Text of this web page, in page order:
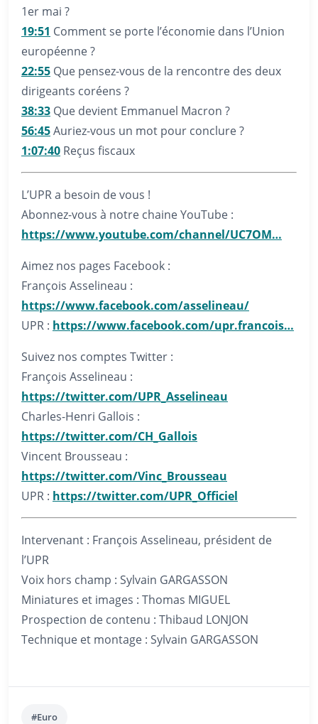
1er mai ?
19:51 Comment se porte l’économie dans l’Union
européenne ?
22:55 Que pensez-vous de la rencontre des deux
dirigeants coréens ?
38:33 Que devient Emmanuel Macron ?
56:45Auriez-vous un mot pour conclure ?
1:07:40 Reçus fiscaux
L’UPR a besoin de vous !
Abonnez-vous à notre chaine YouTube :
https://www.youtube.com/channel/UC7OM…
Aimez nos pages Facebook :
François Asselineau :
https://www.facebook.com/asselineau/
UPR : https://www.facebook.com/upr.francois…
Suivez nos comptes Twitter :
François Asselineau :
https://twitter.com/UPR_Asselineau
Charles-Henri Gallois :
https://twitter.com/CH_Gallois
Vincent Brousseau :
https://twitter.com/Vinc_Brousseau
UPR : https://twitter.com/UPR_Officiel
Intervenant : François Asselineau, président de
l’UPR
Voix hors champ : Sylvain GARGASSON
Miniatures et images : Thomas MIGUEL
Prospection de contenu : Thibaud LONJON
Technique et montage : Sylvain GARGASSON
#Euro